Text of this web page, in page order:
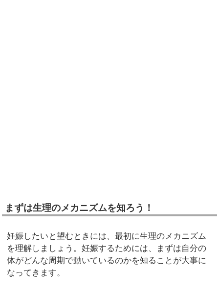
まずは生理のメカニズムを知ろう！
妊娠したいと望むときには、最初に生理のメカニズム
を理解しましょう。妊娠するためには、まずは自分の
体がどんな周期で動いているのかを知ることが大事に
なってきます。